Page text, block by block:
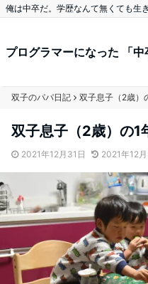
俺は中卒だ。学歴なんて無くても生
プログラマーになった 「
双子のパパ日記 双子息子（2歳）
双子息子（2歳）の1
2021年12月31日 2021年12